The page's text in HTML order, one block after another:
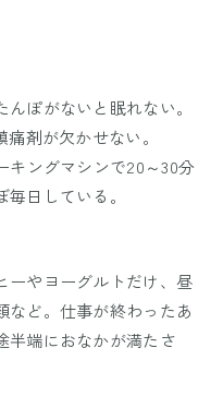
ぽがないと眠れない。
剤が欠かせない。
キングマシンで20～30分
日している。
ーやヨーグルトだけ、昼
など。仕事が終わったあ
半端におなかが満たさ